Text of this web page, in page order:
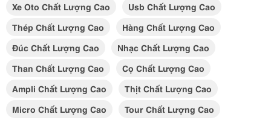
Xe Oto Chất Lượng Cao
Usb Chất Lượng Cao
Thép Chất Lượng Cao
Hàng Chất Lượng Cao
Đúc Chất Lượng Cao
Nhạc Chất Lượng Cao
Than Chất Lượng Cao
Cọ Chất Lượng Cao
Ampli Chất Lượng Cao
Thịt Chất Lượng Cao
Micro Chất Lượng Cao
Tour Chất Lượng Cao